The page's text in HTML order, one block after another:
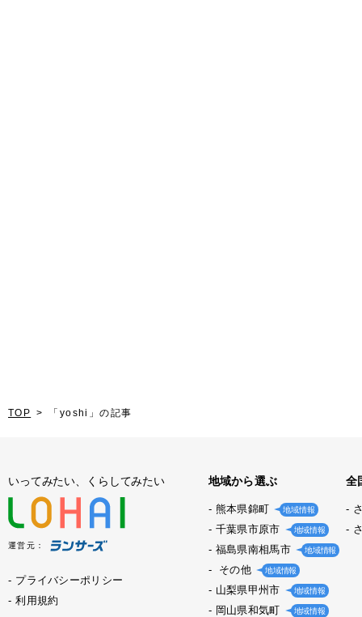
TOP 「yoshi」の記事
いってみたい、くらしてみたい
運営元：
プライバシーポリシー
利用規約
地域から選ぶ
熊本県錦町 地域情報
千葉県市原市 地域情報
福島県南相馬市 地域情報
その他 地域情報
山梨県甲州市 地域情報
岡山県和気町 地域情報
全